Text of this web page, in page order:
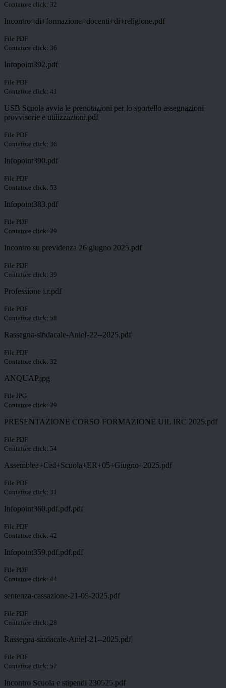
Contatore click: 32
Incontro+di+formazione+docenti+di+religione.pdf
File PDF
Contatore click: 36
Infopoint392.pdf
File PDF
Contatore click: 41
USB Scuola avvia le prenotazioni per lo sportello assegnazioni
provvisorie e utilizzazioni.pdf
File PDF
Contatore click: 36
Infopoint390.pdf
File PDF
Contatore click: 53
Infopoint383.pdf
File PDF
Contatore click: 29
Incontro su previdenza 26 giugno 2025.pdf
File PDF
Contatore click: 39
Professione i.r.pdf
File PDF
Contatore click: 58
Rassegna-sindacale-Anief-22--2025.pdf
File PDF
Contatore click: 32
ANQUAP.jpg
File JPG
Contatore click: 29
PRESENTAZIONE CORSO FORMAZIONE UIL IRC 2025.pdf
File PDF
Contatore click: 54
Assemblea+Cisl+Scuola+ER+05+Giugno+2025.pdf
File PDF
Contatore click: 31
Infopoint360.pdf.pdf.pdf
File PDF
Contatore click: 42
Infopoint359.pdf.pdf.pdf
File PDF
Contatore click: 44
sentenza-cassazione-21-05-2025.pdf
File PDF
Contatore click: 28
Rassegna-sindacale-Anief-21--2025.pdf
File PDF
Contatore click: 57
Incontro Scuola e stipendi 230525.pdf